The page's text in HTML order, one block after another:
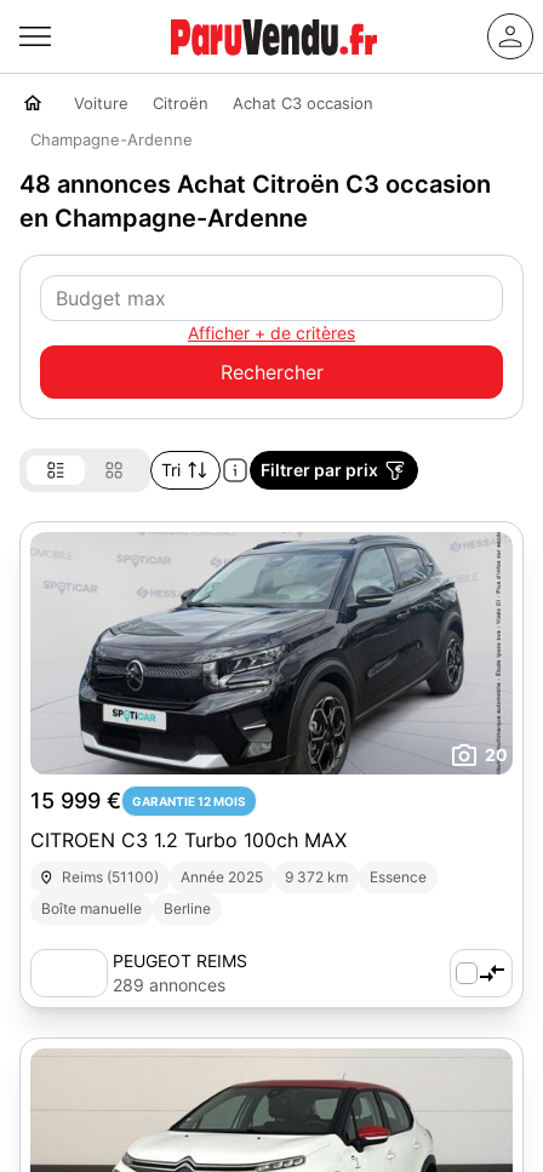
Voiture Citroën
Achat C3 occasion
Champagne-Ardenne
48 annonces Achat Citroën C3 occasion
en Champagne-Ardenne
Afficher + de critères
Tri Filtrer par prix
20
15 999 € GARANTIE 12 MOIS
CITROEN C3 1.2 Turbo 100ch MAX
Reims (51100) Année 2025 9 372 km
Essence
Boîte manuelle
Berline
PEUGEOT REIMS
289 annonces